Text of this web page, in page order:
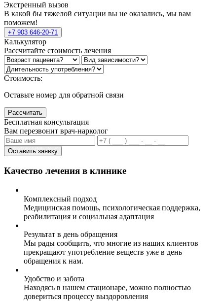
Экстренный вызов
В какой бы тяжелой ситуации вы не оказались, мы вам
поможем!
+7 903 646-20-71
Калькулятор
Рассчитайте стоимость лечения
Стоимость:
Оставьте номер для обратной связи
Рассчитать
Бесплатная консультация
Вам перезвонит врач-нарколог
Оставить заявку
Качество лечения в клинике
Комплексный подход
Медицинская помощь, психологическая поддержка,
реабилитация и социальная адаптация
Результат в день обращения
Мы рады сообщить, что многие из наших клиентов
прекращают употребление веществ уже в день
обращения к нам.
Удобство и забота
Находясь в нашем стационаре, можно полностью
довериться процессу выздоровления